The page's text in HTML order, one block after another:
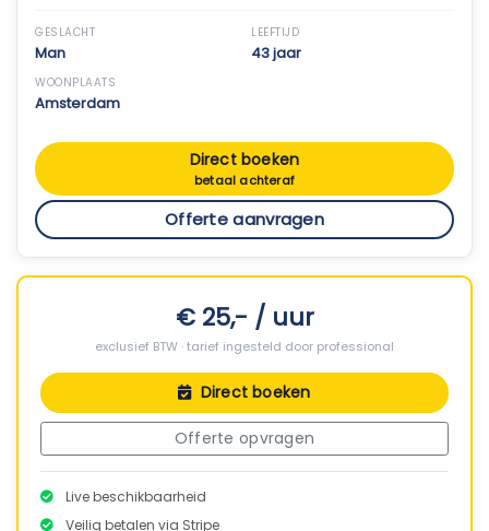
GESLACHT
Man
LEEFTIJD
43 jaar
WOONPLAATS
Amsterdam
Direct boeken
betaal achteraf
Offerte aanvragen
€ 25,- / uur
exclusief BTW · tarief ingesteld door professional
Direct boeken
Offerte opvragen
Live beschikbaarheid
Veilig betalen via Stripe